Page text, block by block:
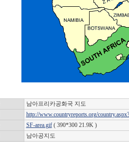
남아프리카공화국 지도
http://www.countryreports.org/
SF-area.gif( 390*300 21.9K )
남아공지도